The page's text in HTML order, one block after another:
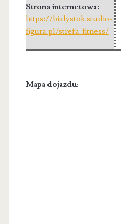
Strona internetowa:
https://bialystok.studio-
figura.pl/strefa-fitness/
Mapa dojazdu: